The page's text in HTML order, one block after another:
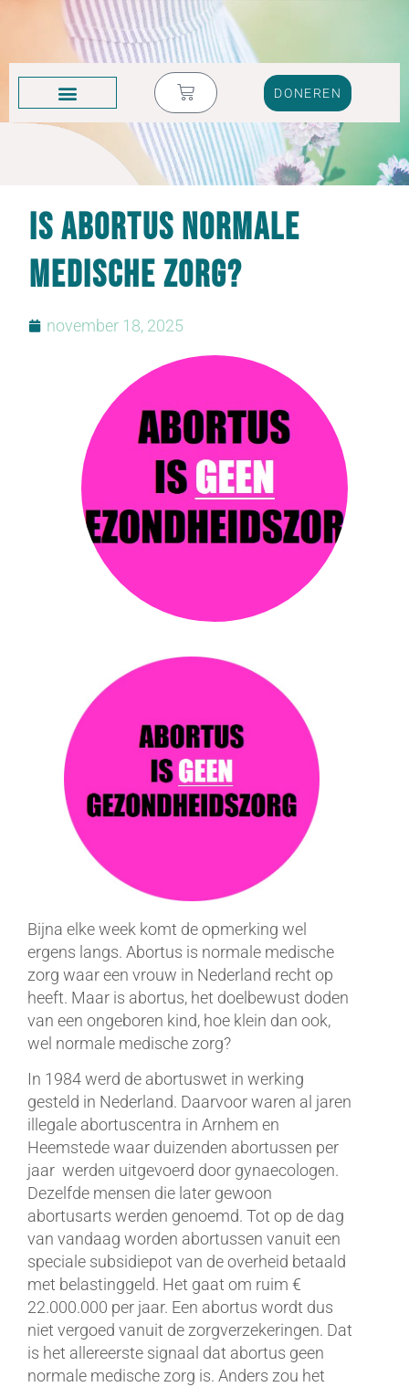
DONEREN
Is abortus normale
medische zorg?
november 18, 2025
Bijna elke week komt de opmerking wel
ergens langs. Abortus is normale medische
zorg waar een vrouw in Nederland recht op
heeft. Maar is abortus, het doelbewust doden
van een ongeboren kind, hoe klein dan ook,
wel normale medische zorg?
In 1984 werd de abortuswet in werking
gesteld in Nederland. Daarvoor waren al jaren
illegale abortuscentra in Arnhem en
Heemstede waar duizenden abortussen per
jaar werden uitgevoerd door gynaecologen.
Dezelfde mensen die later gewoon
abortusarts werden genoemd. Tot op de dag
van vandaag worden abortussen vanuit een
speciale subsidiepot van de overheid betaald
met belastinggeld. Het gaat om ruim €
22.000.000 per jaar. Een abortus wordt dus
niet vergoed vanuit de zorgverzekeringen. Dat
is het allereerste signaal dat abortus geen
normale medische zorg is. Anders zou het